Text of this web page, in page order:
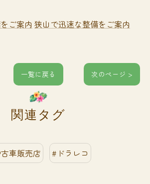
ご案内 狭山で迅速な整備をご案内
一覧に戻る 次のページ >
関連タグ
車販売店 #ドラレコ